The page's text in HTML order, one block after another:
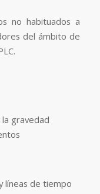
no habituados a
del ámbito de
gravedad
líneas de tiempo